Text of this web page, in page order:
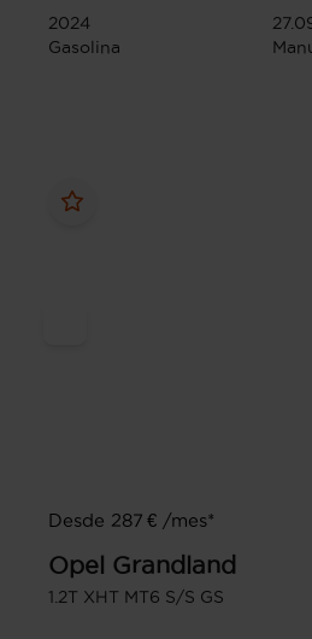
2024
Gasolina
Desde 287 € /mes*
Opel Grandland
1.2T XHT MT6 S/S GS